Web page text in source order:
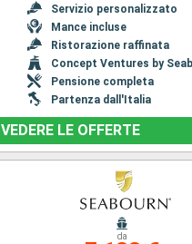
Servizio personalizzato
Mance incluse
Ristorazione raffinata
Concept Ventures by
Pensione completa
Partenza dall'Italia
VEDERE LE OFFERTE
da